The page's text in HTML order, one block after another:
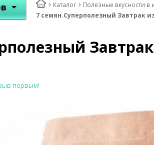
Каталог Полезные вкусности
7 семян.Суперполезный Завтрак
первым!